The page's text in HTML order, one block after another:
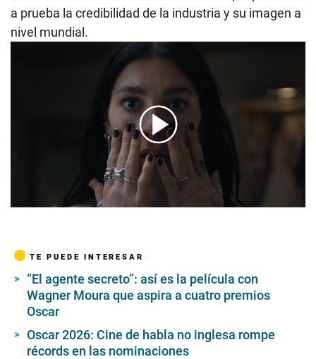
a prueba la credibilidad de la industria y su imagen a
nivel mundial.
01:26
TE PUEDE INTERESAR
“El agente secreto”: así es la película con
Wagner Moura que aspira a cuatro premios
Oscar
Oscar 2026: Cine de habla no inglesa rompe
récords en las nominaciones